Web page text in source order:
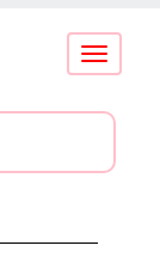
Conmutar